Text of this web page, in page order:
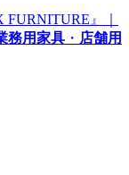
』｜
務用家具 ・ 店舗用